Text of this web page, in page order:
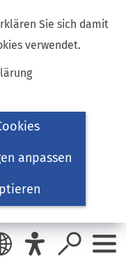
Sie sich damit
verwendet.
anpassen